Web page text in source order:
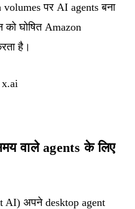
पर AI agents बना
घोषित Amazon
है।
वाले agents के लिए
अपने desktop agent